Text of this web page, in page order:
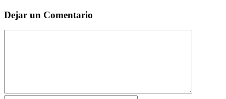
Dejar un Comentario